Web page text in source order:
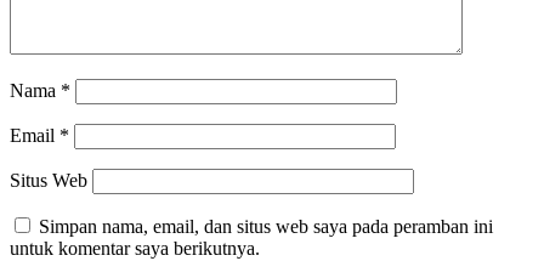
Nama *
Email *
Situs Web
Simpan nama, email, dan situs web saya pada peramban ini
untuk komentar saya berikutnya.